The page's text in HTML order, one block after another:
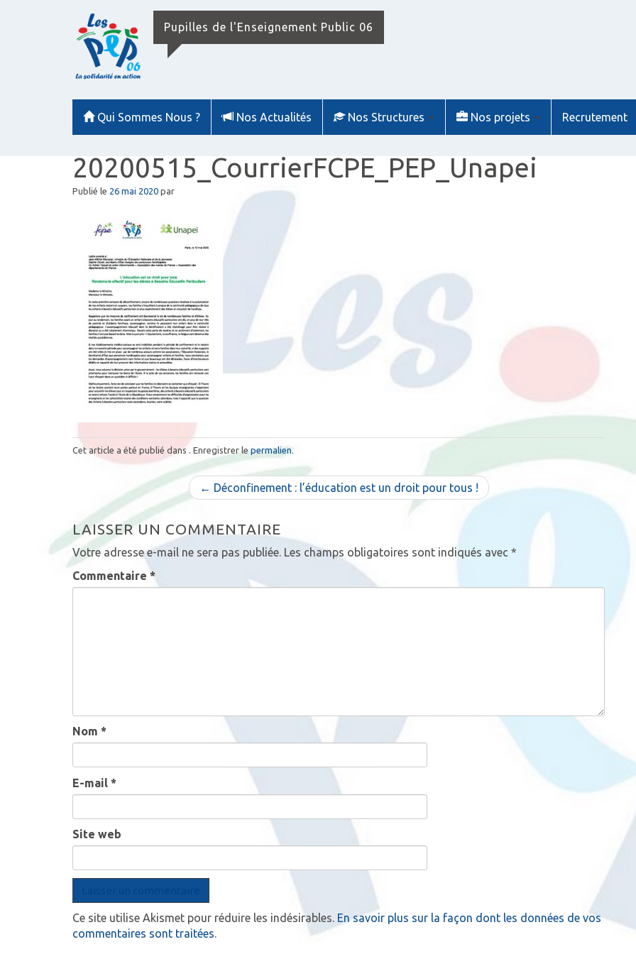
Pupilles de l'Enseignement Public 06
Qui Sommes Nous ? Nos Actualités Nos Structures Nos projets Recrutement
20200515_CourrierFCPE_PEP_Unapei
Publié le 26 mai 2020 par
Cet article a été publié dans . Enregistrer le permalien
a
v
i
o
d
e
s
a
r
t
← Déconfinement : l’éducation est un droit pour tous !
LAISSER UN COMMENTAIRE
Votre adresse e-mail ne sera pas publiée. Les champs obligatoires sont indiqués avec *
Commentaire *
Nom *
E-mail *
Site web
Ce site utilise Akismet pour réduire les indésirables. En savoir plus sur la façon dont les données de vos
commentaires sont traitées.